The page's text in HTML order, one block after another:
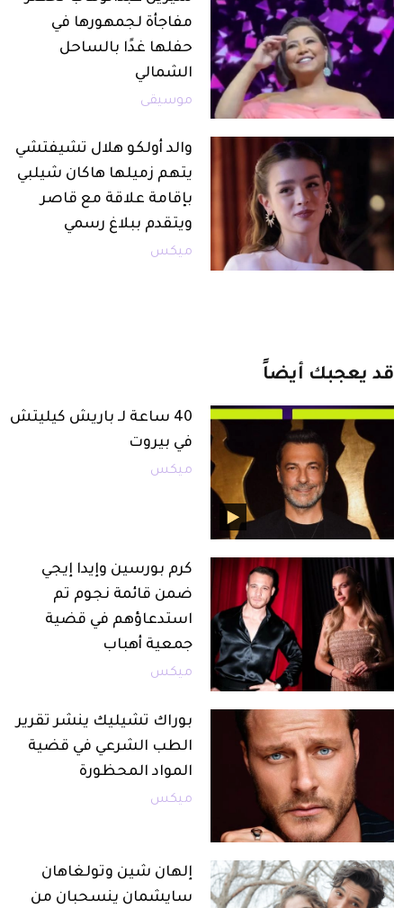
مفاجأة لجمهورها في
حفلها غدًا بالساحل
الشمالي
موسيقى
والد أولكو هلال تشيفتشي
يتهم زميلها هاكان شيلبي
بإقامة علاقة مع قاصر
ويتقدم ببلاغ رسمي
ميكس
قد يعجبك أيضاً
40 ساعة لـ باريش كيليتش
في بيروت
ميكس
كرم بورسين وإيدا إيجي
ضمن قائمة نجوم تم
استدعاؤهم في قضية
جمعية أهباب
ميكس
بوراك تشيليك ينشر تقرير
الطب الشرعي في قضية
المواد المحظورة
ميكس
إلهان شين وتولغاهان
سايشمان ينسحبان من